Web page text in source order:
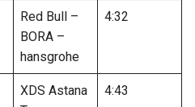
Red Bull –
BORA –
hansgrohe
4:32
XDS Astana
4:43